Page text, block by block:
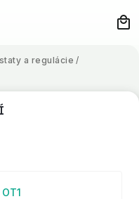
a regulácie /